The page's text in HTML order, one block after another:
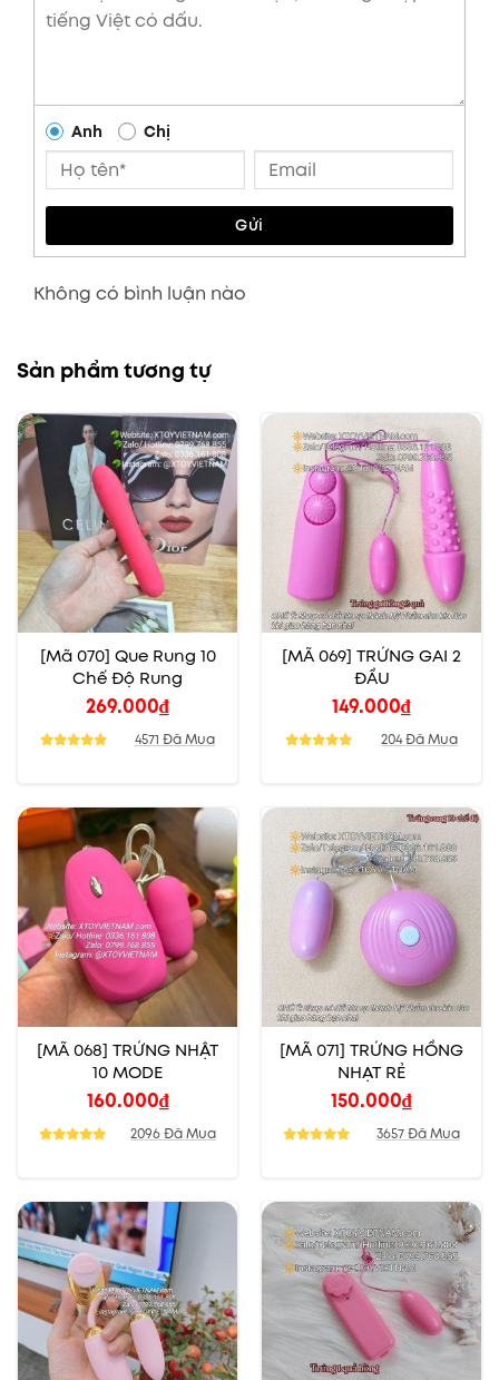
Anh Chị
Gửi
Không có bình luận nào
Sản phẩm tương tự
[Mã 070] Que Rung 10
Chế Độ Rung
269.000₫
4571 Đã Mua
[MÃ 069] TRỨNG GAI 2
ĐẦU
149.000₫
204 Đã Mua
[MÃ 068] TRỨNG NHẬT
10 MODE
160.000₫
2096 Đã Mua
[MÃ 071] TRỨNG HỒNG
NHẠT RẺ
150.000₫
3657 Đã Mua